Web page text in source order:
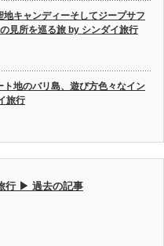
地キャンディーそしてジープサフ
見所を巡る旅 by シンダイ旅行
ト地のバリ島、遊び方色々なイン
旅行
行 ▶ 過去の記事